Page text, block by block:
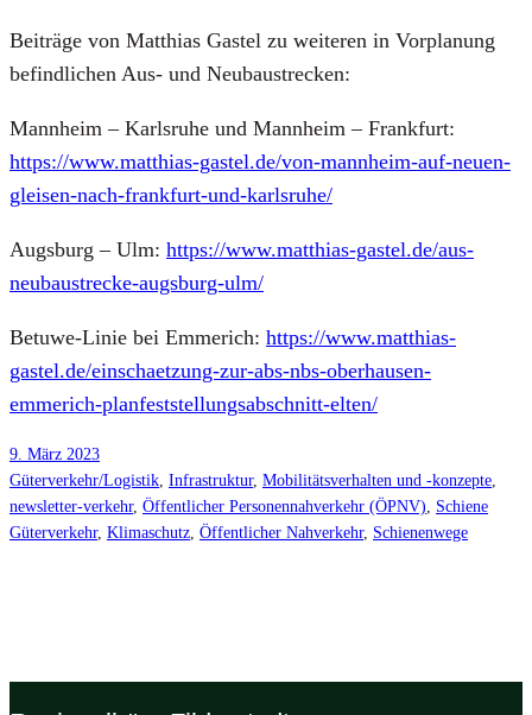
Bei­trä­ge von Mat­thi­as Gastel zu wei­te­ren in Vor­pla­nung
befind­li­chen Aus- und Neu­bau­stre­cken:
Mann­heim – Karls­ru­he und Mann­heim – Frank­furt:
https://www.matthias-gastel.de/von-mannheim-auf-neuen-
gleisen-nach-frankfurt-und-karlsruhe/
Augs­burg – Ulm: https://www.matthias-gastel.de/aus-
neubaustrecke-augsburg-ulm/
Betu­we-Linie bei Emme­rich: https://www.matthias-
gastel.de/einschaetzung-zur-abs-nbs-oberhausen-
emmerich-planfeststellungsabschnitt-elten/
9. März 2023
Güterverkehr/Logistik, Infrastruktur, Mobilitätsverhalten und -konzepte
newsletter-verkehr, Öffentlicher Personennahverkehr (ÖPNV), Schiene
Güterverkehr, Klimaschutz, Öffentlicher Nahverkehr, Schienenwege